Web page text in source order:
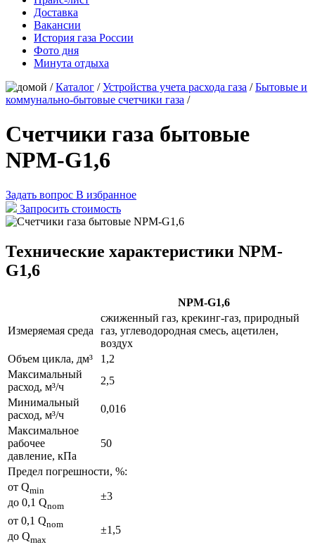
Доставка
Вакансии
История газа России
Фото дня
Минута отдыха
/Каталог /Устройства учета расхода газа /Бытовые и
коммунально-бытовые счетчики газа /
Счетчики газа бытовые
NPM-G1,6
Задать вопрос В избранное
Запросить стоимость
Технические характеристики NPM-
G1,6
NPM-G1,6
Измеряемая среда
сжиженный газ, крекинг-газ, природный
газ, углеводородная смесь, ацетилен,
воздух
Объем цикла, дм³
1,2
Максимальный
расход, м³/ч
2,5
Минимальный
расход, м³/ч
0,016
Максимальное
рабочее
давление, кПа
50
Предел погрешности, %:
от Qmin
до 0,1 Qnom
±3
от 0,1 Qnom
до Qmax
±1,5